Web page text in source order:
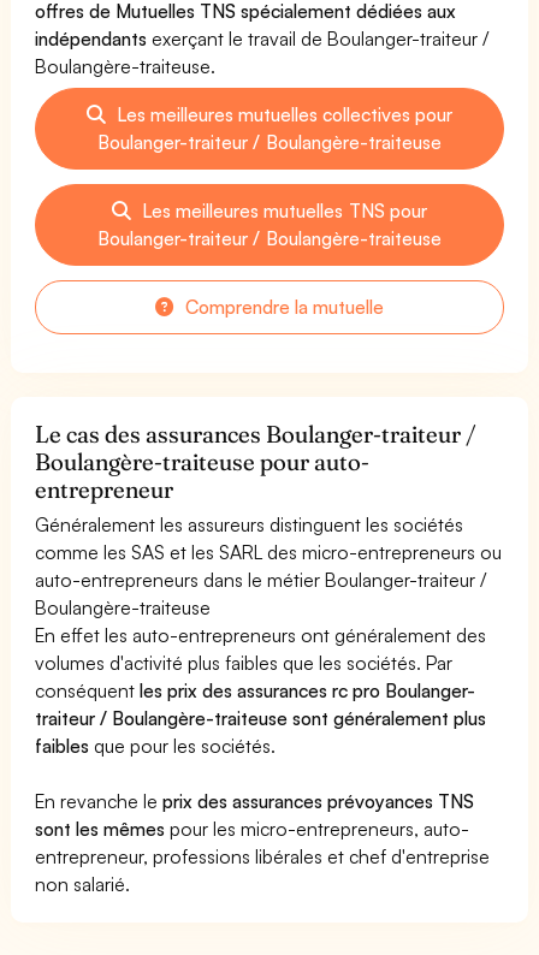
offres de Mutuelles TNS spécialement dédiées aux
indépendants exerçant le travail de Boulanger-traiteur /
Boulangère-traiteuse.
Les meilleures mutuelles collectives pour
Boulanger-traiteur / Boulangère-traiteuse
Les meilleures mutuelles TNS pour
Boulanger-traiteur / Boulangère-traiteuse
Comprendre la mutuelle
Le cas des assurances Boulanger-traiteur /
Boulangère-traiteuse pour auto-
entrepreneur
Généralement les assureurs distinguent les sociétés
comme les SAS et les SARL des micro-entrepreneurs ou
auto-entrepreneurs dans le métier Boulanger-traiteur /
Boulangère-traiteuse
En effet les auto-entrepreneurs ont généralement des
volumes d'activité plus faibles que les sociétés. Par
conséquentles prix des assurances rc pro Boulanger-
traiteur / Boulangère-traiteuse sont généralement plus
faibles que pour les sociétés.
En revanche leprix des assurances prévoyances TNS
sont les mêmes pour les micro-entrepreneurs, auto-
entrepreneur, professions libérales et chef d'entreprise
non salarié.